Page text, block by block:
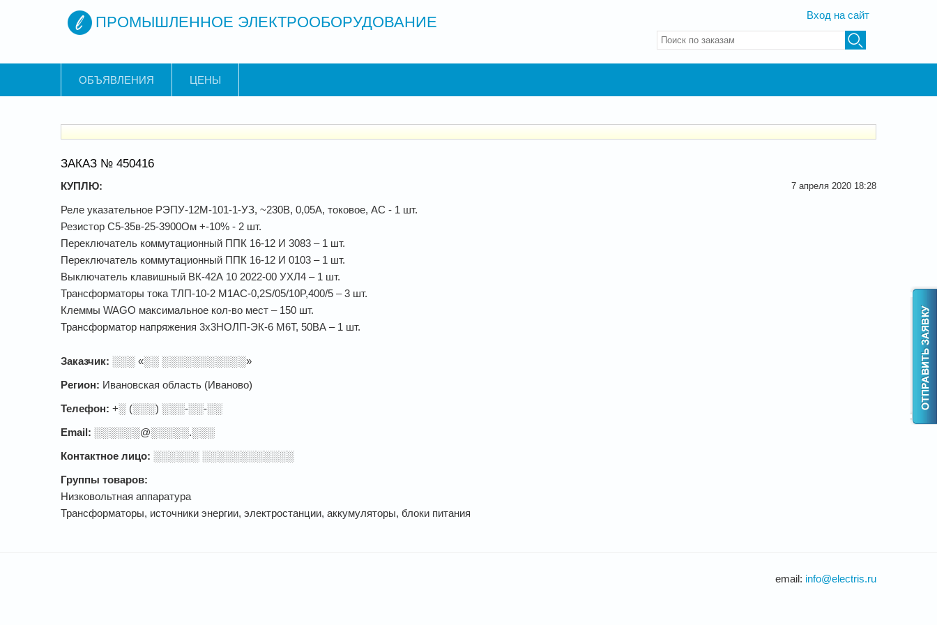
ПРОМЫШЛЕННОЕ ЭЛЕКТРООБОРУДОВАНИЕ Вход на сайт
Введите ключевые слова для поиска
ОБЪЯВЛЕНИЯ ЦЕНЫ
ЗАКАЗ № 450416
7 апреля 2020 18:28
КУПЛЮ:
Реле указательное РЭПУ-12М-101-1-УЗ, ~230В, 0,05А, токовое, АС - 1 шт.
Резистор С5-35в-25-3900Ом +-10% - 2 шт.
Переключатель коммутационный ППК 16-12 И 3083 – 1 шт.
Переключатель коммутационный ППК 16-12 И 0103 – 1 шт.
Выключатель клавишный ВК-42А 10 2022-00 УХЛ4 – 1 шт.
Трансформаторы тока ТЛП-10-2 М1АС-0,2S/05/10P,400/5 – 3 шт.
Клеммы WAGO максимальное кол-во мест – 150 шт.
Трансформатор напряжения 3х3НОЛП-ЭК-6 М6Т, 50ВА – 1 шт.
Заказчик: ░░░ «░░ ░░░░░░░░░░░»
Регион: Ивановская область (Иваново)
Телефон: +░ (░░░) ░░░-░░-░░
Email: ░░░░░░@░░░░░.░░░
Контактное лицо: ░░░░░░ ░░░░░░░░░░░░
Группы товаров:
Низковольтная аппаратура
Трансформаторы, источники энергии, электростанции, аккумуляторы, блоки питания
email: info@electris.ru